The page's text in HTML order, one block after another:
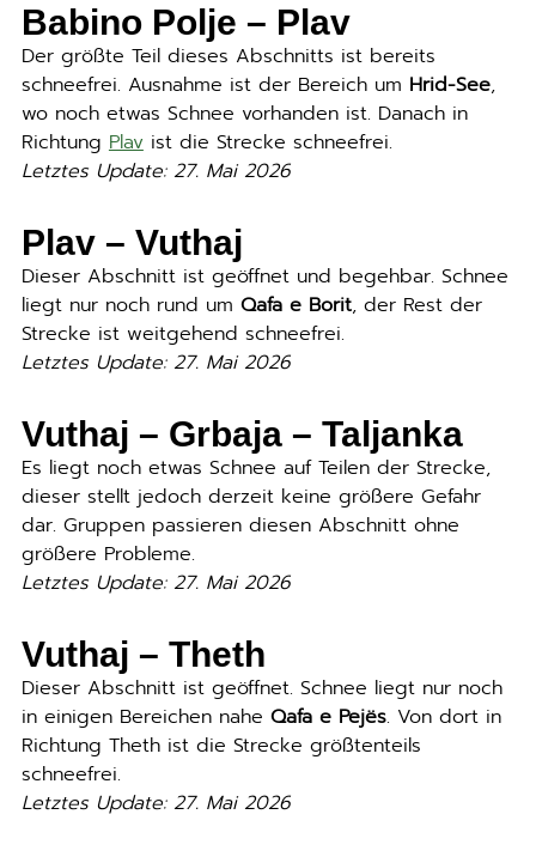
Babino Polje – Plav
Der größte Teil dieses Abschnitts ist bereits
schneefrei. Ausnahme ist der Bereich um Hrid-See,
wo noch etwas Schnee vorhanden ist. Danach in
Richtung Plavist die Strecke schneefrei.
Letztes Update: 27. Mai 2026
Plav – Vuthaj
Dieser Abschnitt ist geöffnet und begehbar. Schnee
liegt nur noch rund um Qafa e Borit, der Rest der
Strecke ist weitgehend schneefrei.
Letztes Update: 27. Mai 2026
Vuthaj – Grbaja – Taljanka
Es liegt noch etwas Schnee auf Teilen der Strecke,
dieser stellt jedoch derzeit keine größere Gefahr
dar. Gruppen passieren diesen Abschnitt ohne
größere Probleme.
Letztes Update: 27. Mai 2026
Vuthaj – Theth
Dieser Abschnitt ist geöffnet. Schnee liegt nur noch
in einigen Bereichen nahe Qafa e Pejës. Von dort in
Richtung Theth ist die Strecke größtenteils
schneefrei.
Letztes Update: 27. Mai 2026